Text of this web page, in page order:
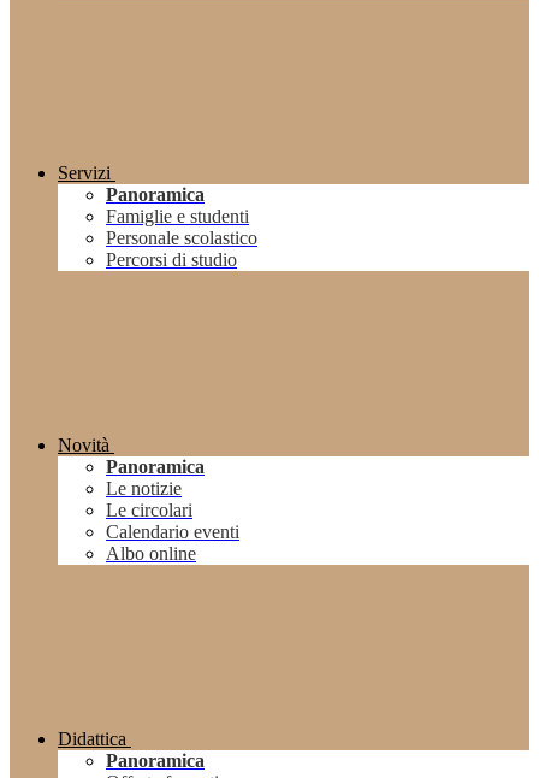
Servizi
Panoramica
Famiglie e studenti
Personale scolastico
Percorsi di studio
Novità
Panoramica
Le notizie
Le circolari
Calendario eventi
Albo online
Didattica
Panoramica